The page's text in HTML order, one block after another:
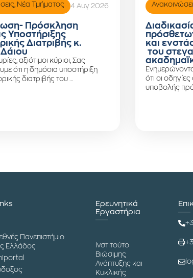
Νέα Τμήματος 4 Αυγ 2026
Πρόσκληση
Υποστήριξης
Διατριβής κ.
αξιότιμοι κύριοι, Σας
ότι η δημόσια υποστήριξη
διατριβής του …
και
του
ότι οι
υποβολής
Πανεπιστήμιο
Ελλάδος
Ερευνητικά
Εργαστήρια
Ινστιτούτο
Βιώσιμης
Ανάπτυξης και
Κυκλικής